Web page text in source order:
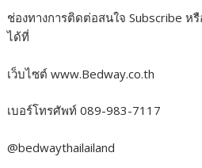
ช่องทางการติดต่อสนใจ Subscribe ห
ได้ที่
เว็บไซต์ www.Bedway.co.th
เบอร์โทรศัพท์ 089-983-7117
@bedwaythailailand